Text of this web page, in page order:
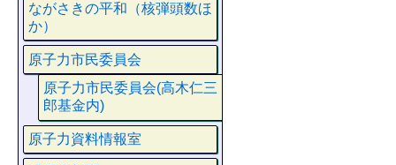
ながさきの平和（核弾頭数ほ
か）
原子力市民委員会
原子力市民委員会(高木仁三
郎基金内)
原子力資料情報室